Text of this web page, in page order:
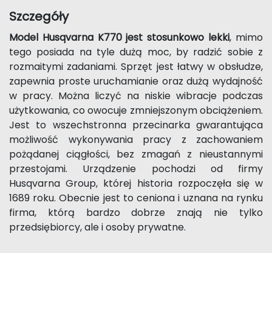
Szczegóły
Model Husqvarna K770 jest stosunkowo lekki, mimo
tego posiada na tyle dużą moc, by radzić sobie z
rozmaitymi zadaniami. Sprzęt jest łatwy w obsłudze,
zapewnia proste uruchamianie oraz dużą wydajność
w pracy. Można liczyć na niskie wibracje podczas
użytkowania, co owocuje zmniejszonym obciążeniem.
Jest to wszechstronna przecinarka gwarantująca
możliwość wykonywania pracy z zachowaniem
pożądanej ciągłości, bez zmagań z nieustannymi
przestojami. Urządzenie pochodzi od firmy
Husqvarna Group, której historia rozpoczęła się w
1689 roku. Obecnie jest to ceniona i uznana na rynku
firma, którą bardzo dobrze znają nie tylko
przedsiębiorcy, ale i osoby prywatne.